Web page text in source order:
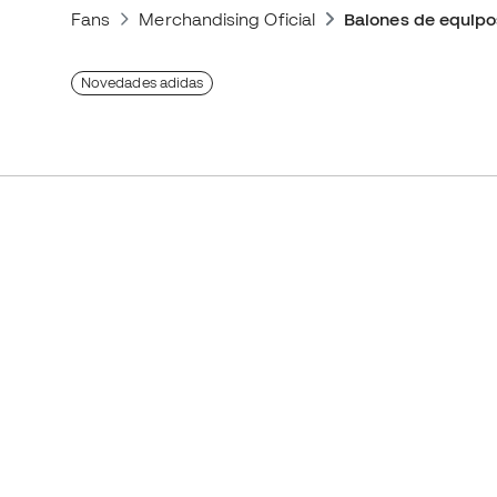
Fans Merchandising Oficial Balones de
Novedades adidas